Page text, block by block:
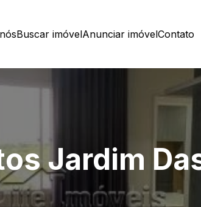
Buscar imóvelAnunciar imóvelContato
Jardim